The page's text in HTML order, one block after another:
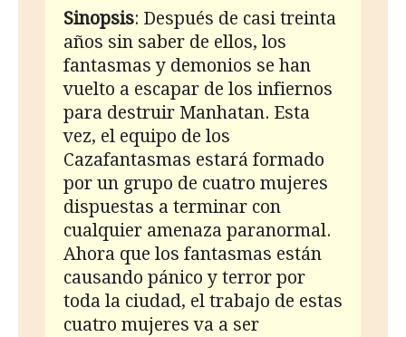
Sinopsis: Después de casi treinta
años sin saber de ellos, los
fantasmas y demonios se han
vuelto a escapar de los infiernos
para destruir Manhatan. Esta
vez, el equipo de los
Cazafantasmas estará formado
por un grupo de cuatro mujeres
dispuestas a terminar con
cualquier amenaza paranormal.
Ahora que los fantasmas están
causando pánico y terror por
toda la ciudad, el trabajo de estas
cuatro mujeres va a ser